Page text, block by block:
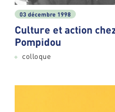
03 décembre 1998
Culture et action
Pompidou
colloque